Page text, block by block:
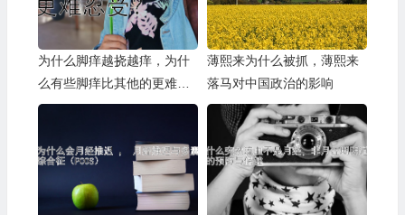
为什么脚痒越挠越痒，为什
么有些脚痒比其他的更难忍
受？
薄熙来为什么被抓，薄熙来
落马对中国政治的影响